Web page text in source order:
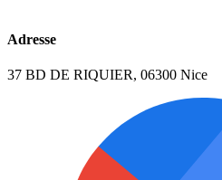
Adresse
37 BD DE RIQUIER, 06300 Nice